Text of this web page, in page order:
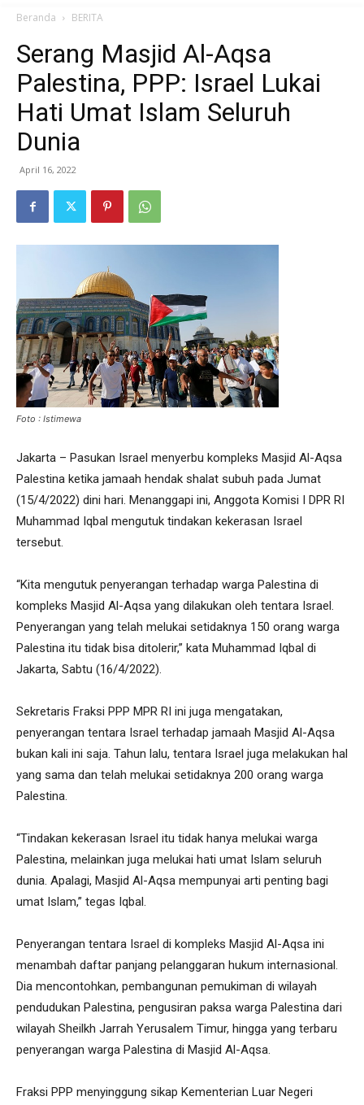
Beranda BERITA
Serang Masjid Al-Aqsa
Palestina, PPP: Israel Lukai
Hati Umat Islam Seluruh
Dunia
April 16, 2022
Foto : Istimewa
Jakarta – Pasukan Israel menyerbu kompleks Masjid Al-Aqsa
Palestina ketika jamaah hendak shalat subuh pada Jumat
(15/4/2022) dini hari. Menanggapi ini, Anggota Komisi I DPR RI
Muhammad Iqbal mengutuk tindakan kekerasan Israel
tersebut.
“Kita mengutuk penyerangan terhadap warga Palestina di
kompleks Masjid Al-Aqsa yang dilakukan oleh tentara Israel.
Penyerangan yang telah melukai setidaknya 150 orang warga
Palestina itu tidak bisa ditolerir,” kata Muhammad Iqbal di
Jakarta, Sabtu (16/4/2022).
Sekretaris Fraksi PPP MPR RI ini juga mengatakan,
penyerangan tentara Israel terhadap jamaah Masjid Al-Aqsa
bukan kali ini saja. Tahun lalu, tentara Israel juga melakukan hal
yang sama dan telah melukai setidaknya 200 orang warga
Palestina.
“Tindakan kekerasan Israel itu tidak hanya melukai warga
Palestina, melainkan juga melukai hati umat Islam seluruh
dunia. Apalagi, Masjid Al-Aqsa mempunyai arti penting bagi
umat Islam,” tegas Iqbal.
Penyerangan tentara Israel di kompleks Masjid Al-Aqsa ini
menambah daftar panjang pelanggaran hukum internasional.
Dia mencontohkan, pembangunan pemukiman di wilayah
pendudukan Palestina, pengusiran paksa warga Palestina dari
wilayah Sheilkh Jarrah Yerusalem Timur, hingga yang terbaru
penyerangan warga Palestina di Masjid Al-Aqsa.
Fraksi PPP menyinggung sikap Kementerian Luar Negeri